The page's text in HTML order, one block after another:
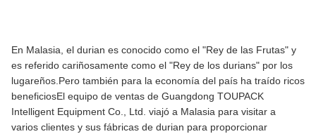
En Malasia, el durian es conocido como el "Rey de las Frutas" y
es referido cariñosamente como el "Rey de los durians" por los
lugareños.Pero también para la economía del país ha traído ricos
beneficiosEl equipo de ventas de Guangdong TOUPACK
Intelligent Equipment Co., Ltd. viajó a Malasia para visitar a
varios clientes y sus fábricas de durian para proporcionar